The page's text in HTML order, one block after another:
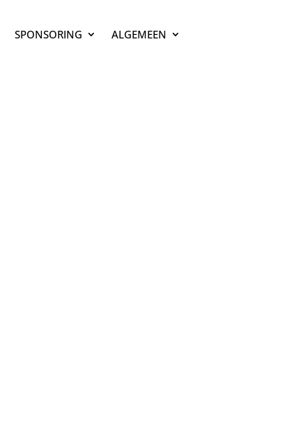
SPONSORING ALGEMEEN